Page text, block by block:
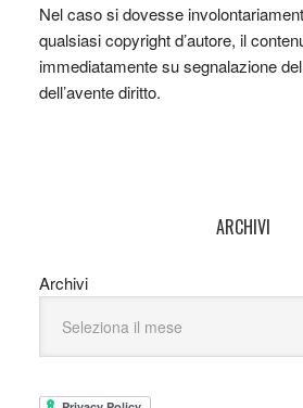
Nel caso si dovesse
qualsiasi copyright d’autore, il
immediatamente su segnalazione
dell’avente diritto.
ARCHIVI
Archivi